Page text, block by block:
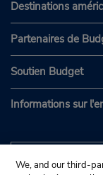
Destinations
Partenaires de
Soutien Budget
Informations sur
We, and our third-